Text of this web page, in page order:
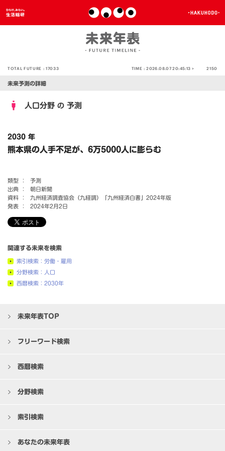
TOTAL FUTURE :17033 TIME :2026.08.07 20:45:13 > 2150
未来予測の詳細
人口分野 の 予測
2030 年
熊本県の人手不足が、6万5000人に膨らむ
類型 ：
予測
出典 ：
朝日新聞
資料 ：
九州経済調査協会（九経調）「九州経済白書」2024年版
発表 ：
2024年2月2日
関連する未来を検索
索引検索：労働・雇用
分野検索：人口
西暦検索：2030年
未来年表TOP
フリーワード検索
西暦検索
分野検索
索引検索
あなたの未来年表